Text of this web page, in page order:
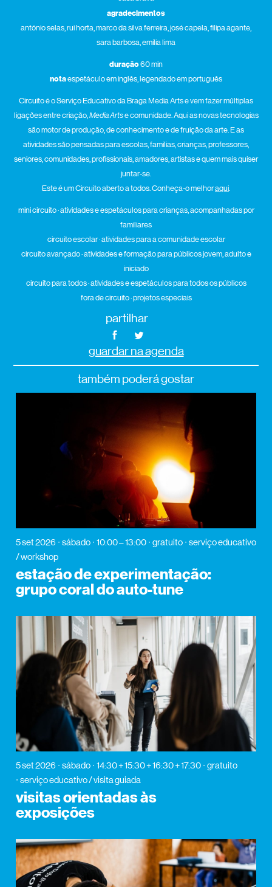
agradecimentos
antónio selas, rui horta, marco da silva ferreira, josé capela, filipa agante,
sara barbosa, emília lima
duração60 min
notaespetáculo em inglês, legendado em português
Circuito é o Serviço Educativo da Braga Media Arts e vem fazer múltiplas
ligações entre criação, Media Artse comunidade. Aqui as novas tecnologias
são motor de produção, de conhecimento e de fruição da arte. E as
atividades são pensadas para escolas, famílias, crianças, professores,
seniores, comunidades, profissionais, amadores, artistas e quem mais quiser
juntar-se.
Este é um Circuito aberto a todos. Conheça-o melhoraqui
mini circuito · atividades e espetáculos para crianças, acompanhadas por
familiares
circuito escolar · atividades para a comunidade escolar
circuito avançado · atividades e formação para públicos jovem, adulto e
iniciado
circuito para todos · atividades e espetáculos para todos os públicos
fora de circuito · projetos especiais
partilhar
guardar na agenda
também poderá gostar
5 set 2026 sábado 10:00 – 13:00 gratuito
serviço educativo
/ workshop
estação de experimentação:
grupo coral do auto-tune
5 set 2026 sábado 14:30 + 15:30 + 16:30 + 17:30
gratuito
serviço educativo / visita guiada
visitas orientadas às
exposições